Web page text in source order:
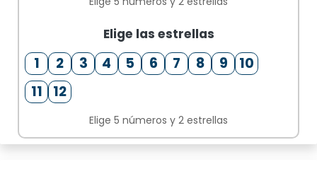
Elige las estrellas
1 2 3 4 5 6 7 8 9
10
11
12
Elige 5 números y 2 estrellas